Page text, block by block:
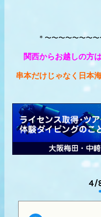
＊〜〜〜〜〜〜〜
関西からお越しの方
串本だけじゃなく日本
4/